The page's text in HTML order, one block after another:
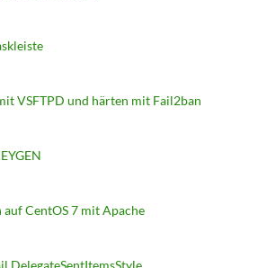
VSFTPD und härten mit Fail2ban
CentOS 7 mit Apache